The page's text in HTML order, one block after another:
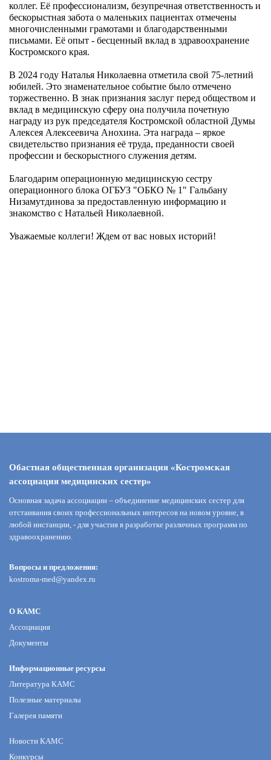
коллег. Её профессионализм, безупречная ответственность и
бескорыстная забота о маленьких пациентах отмечены
многочисленными грамотами и благодарственными
письмами. Её опыт - бесценный вклад в здравоохранение
Костромского края.
В 2024 году Наталья Николаевна отметила свой 75-летний
юбилей. Это знаменательное событие было отмечено
торжественно. В знак признания заслуг перед обществом и
вклад в медицинскую сферу она получила почетную
награду из рук председателя Костромской областной Думы
Алексея Алексеевича Анохина. Эта награда – яркое
свидетельство признания её труда, преданности своей
профессии и бескорыстного служения детям.
Благодарим операционную медицинскую сестру
операционного блока ОГБУЗ "ОБКО № 1" Гальбану
Низамутдинова за предоставленную информацию и
знакомство с Натальей Николаевной.
Уважаемые коллеги! Ждем от вас новых историй!
Обастная общественная организация «Костромская
ассоциация медицинских сестер»
Основная задача ассоциации – объединение медицинских сестер для
отстаивания своих профессиональных интересов на новом уровне, в
любой инстанции, - для участия в разработке различных программ по
здравоохранению.
Вопросы и предложения:
kostroma-med@yandex.ru
О КАМС
Ассоциация
Документы
Информационные ресурсы
Литература КАМС
Полезные материалы
Галерея памяти
Новости КАМС
Конкурсы